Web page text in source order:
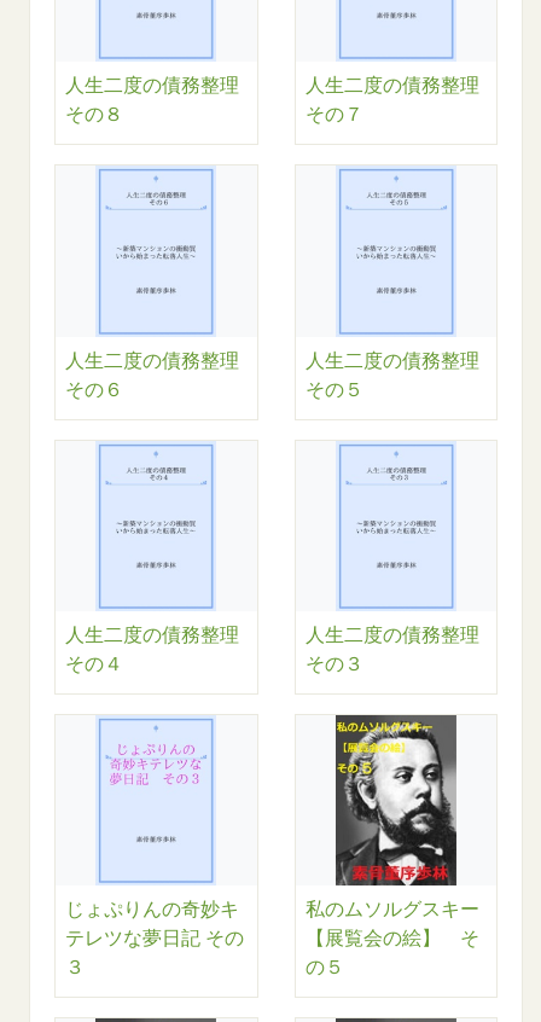
人生二度の債務整理
その８
人生二度の債務整理
その７
人生二度の債務整理
その６
人生二度の債務整理
その５
人生二度の債務整理
その４
人生二度の債務整理
その３
じょぷりんの奇妙キ
テレツな夢日記 その
３
私のムソルグスキー
【展覧会の絵】 そ
の５